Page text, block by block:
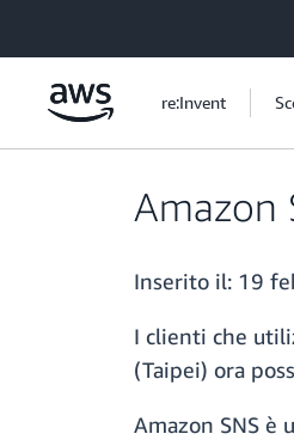
re:Invent
Amazon
Inserito il: 19
I clienti che
(Taipei) ora
Amazon SNS è